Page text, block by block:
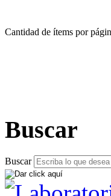
Cantidad de ítems por
Buscar
Buscar